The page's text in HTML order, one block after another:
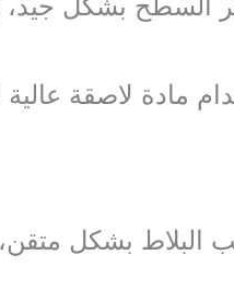
مادة لاصقة
البلاط بشكل